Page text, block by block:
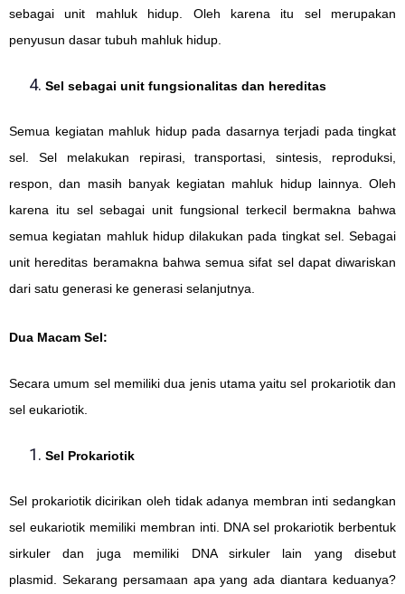
sebagai unit mahluk hidup. Oleh karena itu sel merupakan
penyusun dasar tubuh mahluk hidup.
Sel sebagai unit fungsionalitas dan hereditas
Semua kegiatan mahluk hidup pada dasarnya terjadi pada tingkat
sel. Sel melakukan repirasi, transportasi, sintesis, reproduksi,
respon, dan masih banyak kegiatan mahluk hidup lainnya. Oleh
karena itu sel sebagai unit fungsional terkecil bermakna bahwa
semua kegiatan mahluk hidup dilakukan pada tingkat sel. Sebagai
unit hereditas beramakna bahwa semua sifat sel dapat diwariskan
dari satu generasi ke generasi selanjutnya.
Dua Macam Sel:
Secara umum sel memiliki dua jenis utama yaitu sel prokariotik dan
sel eukariotik.
Sel Prokariotik
Sel prokariotik dicirikan oleh tidak adanya membran inti sedangkan
sel eukariotik memiliki membran inti. DNA sel prokariotik berbentuk
sirkuler dan juga memiliki DNA sirkuler lain yang disebut
plasmid. Sekarang persamaan apa yang ada diantara keduanya?